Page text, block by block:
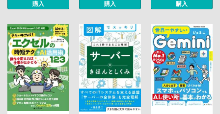
購入 購入 購入